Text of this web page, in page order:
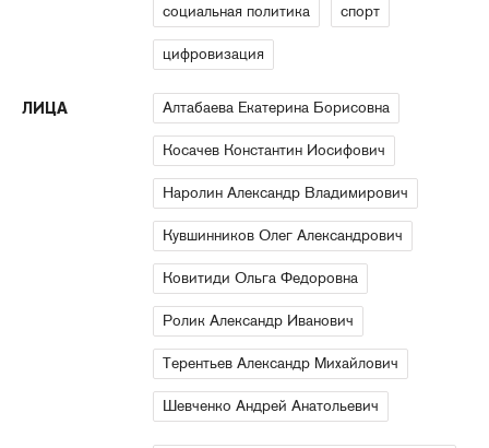
социальная политика спорт
цифровизация
ЛИЦА Алтабаева Екатерина Борисовна
Косачев Константин Иосифович
Наролин Александр Владимирович
Кувшинников Олег Александрович
Ковитиди Ольга Федоровна
Ролик Александр Иванович
Терентьев Александр Михайлович
Шевченко Андрей Анатольевич